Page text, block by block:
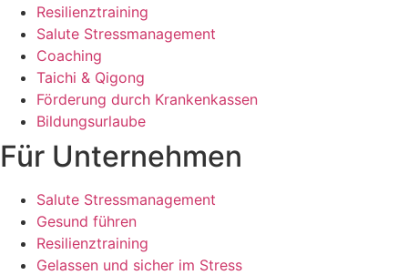
Resilienztraining
Salute Stressmanagement
Coaching
Taichi & Qigong
Förderung durch Krankenkassen
Bildungsurlaube
Für Unternehmen
Salute Stressmanagement
Gesund führen
Resilienztraining
Gelassen und sicher im Stress